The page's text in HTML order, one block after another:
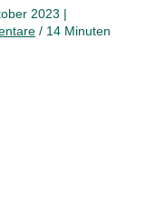
2023 |
/ 14 Minuten